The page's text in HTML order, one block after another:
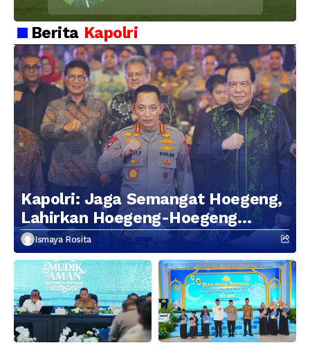
Kebersamaan Personel
Berita Kapolri
Kapolri: Jaga Semangat Hoegeng,
Lahirkan Hoegeng-Hoegeng
Berikutnya
Ismaya Rosita